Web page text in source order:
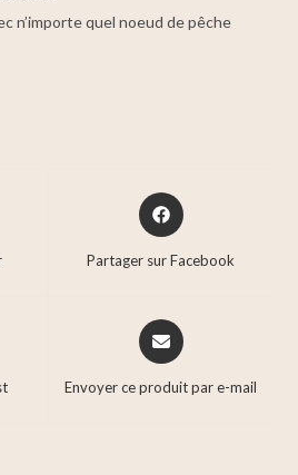
n’importe quel noeud de pêche
Partager sur Facebook
Envoyer ce produit par e-mail